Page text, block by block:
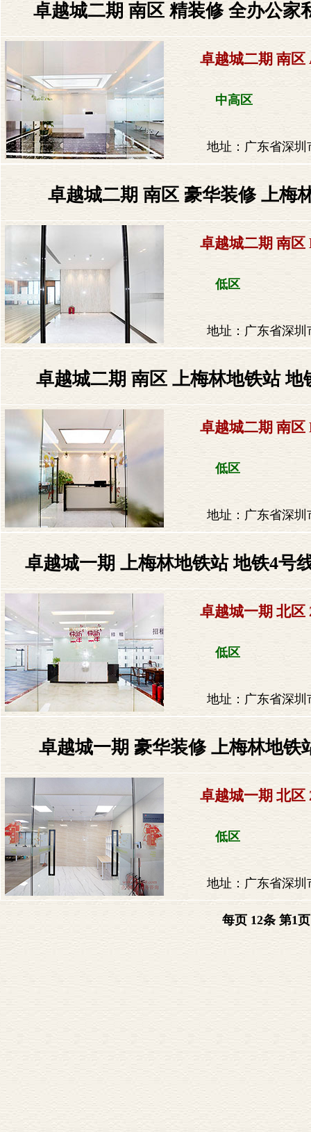
卓越城二期 南区 精装修 全办公家
卓越城二期 南区
中高区
地址：广东省深圳
卓越城二期 南区 豪华装修 上梅
卓越城二期 南区
低区
地址：广东省深圳
卓越城二期 南区 上梅林地铁站
卓越城二期 南区
低区
地址：广东省深圳
卓越城一期 上梅林地铁站 地铁4号
卓越城一期 北区
低区
地址：广东省深圳
卓越城一期 豪华装修 上梅林地铁
卓越城一期 北区
低区
地址：广东省深圳
每页 12条 第1